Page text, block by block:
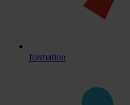
formation